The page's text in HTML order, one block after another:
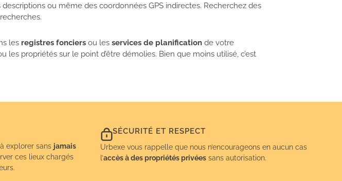
ou même des coordonnées GPS indirectes. Recherchez des
les registres fonciers ou les services de planification de votre
propriétés sur le point d’être démolies. Bien que moins utilisé, c’est
explorer sans jamais
ces lieux chargés
SÉCURITÉ ET RESPECT
Urbexe vous rappelle que nous n’encourageons en aucun cas
l’accès à des propriétés privéessans autorisation.